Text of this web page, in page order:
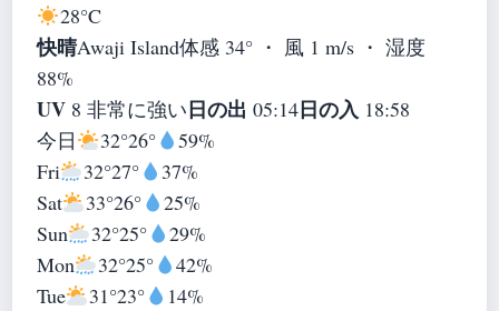
28°C
快晴Awaji Island体感 34° ・ 風 1 m/s ・ 湿度
88%
UV 8 非常に強い日の出 05:14日の入 18:58
今日
32°26°
59%
Fri
32°27°
37%
Sat
33°26°
25%
Sun
32°25°
29%
Mon
32°25°
42%
Tue
31°23°
14%